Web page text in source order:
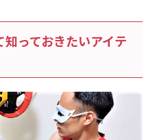
っておきたいアイテ